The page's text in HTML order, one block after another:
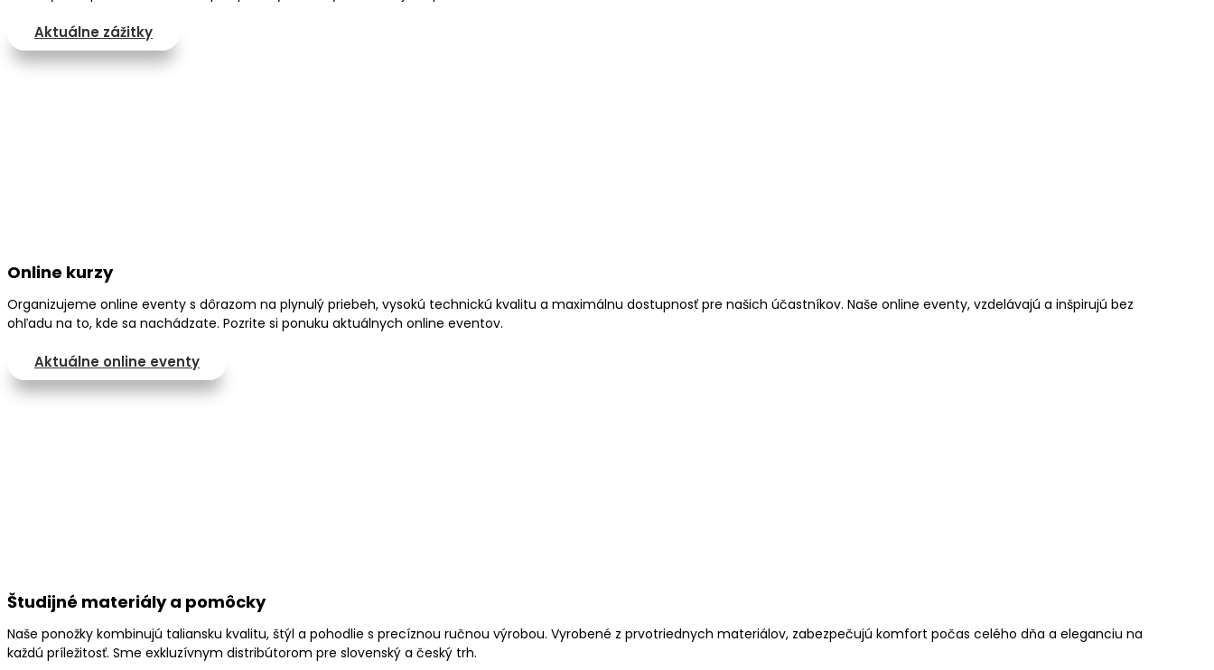
Aktuálne zážitky
Online kurzy
Organizujeme online eventy s dôrazom na plynulý priebeh, vysokú technickú kvalitu a maximálnu dostupnosť pre našich účastníkov. Naše online eventy, vzdelávajú a inšpirujú bez
ohľadu na to, kde sa nachádzate. Pozrite si ponuku aktuálnych online eventov.
Aktuálne online eventy
Študijné materiály a pomôcky
Naše ponožky kombinujú taliansku kvalitu, štýl a pohodlie s precíznou ručnou výrobou. Vyrobené z prvotriednych materiálov, zabezpečujú komfort počas celého dňa a eleganciu na
každú príležitosť. Sme exkluzívnym distribútorom pre slovenský a český trh.